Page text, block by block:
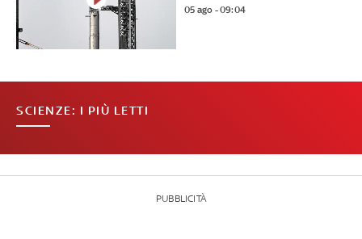
05 ago - 09:04
SCIENZE: I PIÙ LETTI
PUBBLICITÀ